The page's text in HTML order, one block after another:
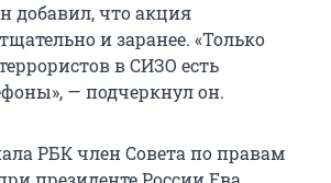
добавил, что акция
и заранее. «Только
в СИЗО есть
— подчеркнул он.
РБК член Совета по правам